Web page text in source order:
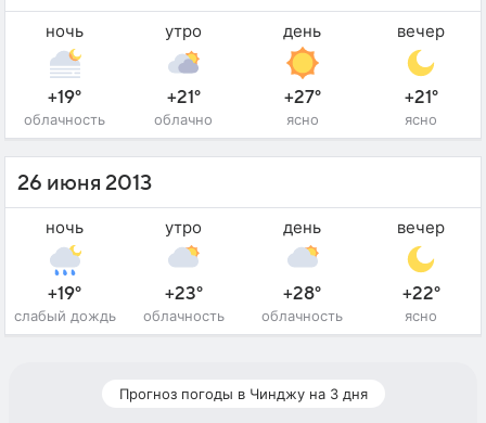
ночь
+19°
облачность
утро
+21°
облачно
день
+27°
ясно
вечер
+21°
ясно
26 июня 2013
ночь
+19°
слабый дождь
утро
+23°
облачность
день
+28°
облачность
вечер
+22°
ясно
Прогноз погоды в Чинджу на 3 дня